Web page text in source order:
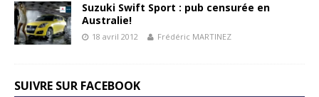
Suzuki Swift Sport : pub censurée en
Australie!
18 avril 2012 Frédéric MARTINEZ
SUIVRE SUR FACEBOOK